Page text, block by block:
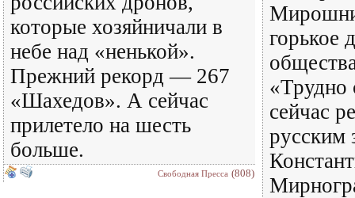
которые хозяйничали в
небе над «ненькой».
Прежний рекорд — 267
«Шахедов». А сейчас
прилетело на шесть
больше.
Свободная Пресса (808)
горькое
«Трудно
сейчас
русским